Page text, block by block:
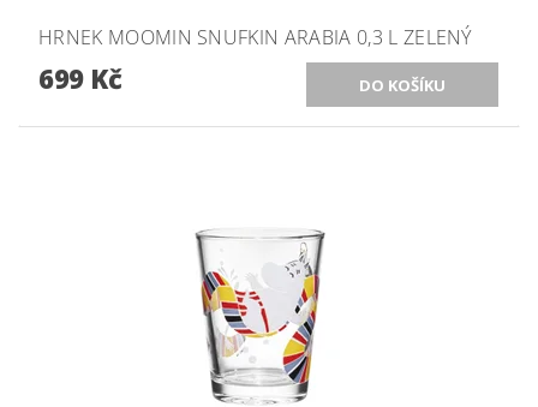
HRNEK MOOMIN SNUFKIN ARABIA 0,3 L ZELENÝ
699 Kč